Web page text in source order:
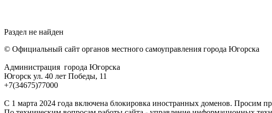
Раздел не найден
© Официальный сайт органов местного самоуправления города Югорска
Администрация города Югорска
Югорск ул. 40 лет Победы, 11
+7(34675)77000
С 1 марта 2024 года включена блокировка иностранных доменов. Просим